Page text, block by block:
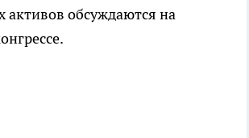
обсуждаются на